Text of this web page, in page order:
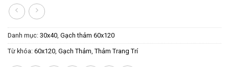
Danh mục: 30x40, Gạch thảm 60x120
Từ khóa: 60x120, Gạch Thảm, Thảm Trang Trí